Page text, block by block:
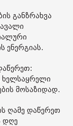
განზრახვა
ენერგიას.
ხელსაყრელი
მოსაზიდად.
ღამე დაწერეთ
დღე